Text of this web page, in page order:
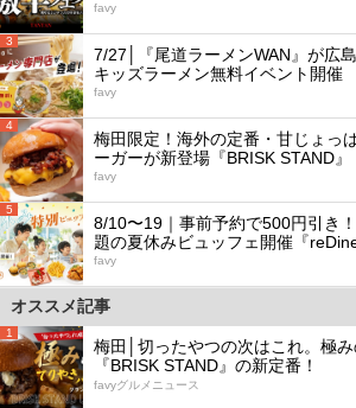
favy
3
7/27│『尾道ラーメンWAN』が広
キッズラーメン無料イベント開催
favy
4
梅田限定！海外の定番・甘じょっ
ーガーが新登場『BRISK STAND』
favy
5
8/10〜19｜事前予約で500円引き
題の夏休みビュッフェ開催『reDine
favy
オススメ記事
1
梅田│切ったやつの次はこれ。極
『BRISK STAND』の新定番！
favyグルメニュース